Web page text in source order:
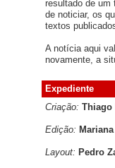
resultado de um
de noticiar, os
textos
A notícia aqui
novamente, a
Expediente
Criação: Thiago
Edição:
Layout: Pedro